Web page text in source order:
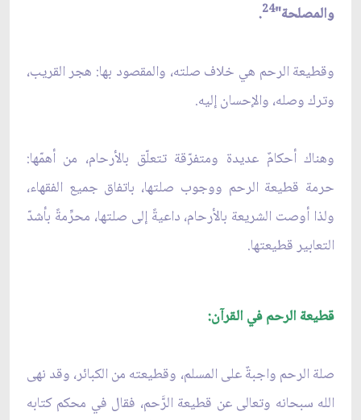
والمصلحة"24
.
وقطيعة الرحم هي خلاف صلته، والمقصود بها: هجر القريب،
وترك وصله، والإحسان إليه.
وهناك أحكامٌ عديدة ومتفرّقة تتعلّق بالأرحام، من أهمّها:
حرمة قطيعة الرحم ووجوب صلتها، باتفاق جميع الفقهاء،
ولذا أوصت الشريعة بالأرحام، داعيةً إلى صلتها، محرِّمةً بأشدّ
التعابير قطيعتها.
قطيعة الرحم في القرآن:
صلة الرحم واجبةٌ على المسلم، وقطيعته من الكبائر، وقد نهى
الله سبحانه وتعالى عن قطيعة الرَّحم، فقال في محكم كتابه